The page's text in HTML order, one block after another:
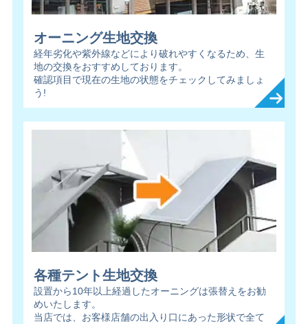
オーニング生地交換
経年劣化や紫外線などにより破れやすくなるため、生
地の交換をおすすめしております。
確認項目で現在の生地の状態をチェックしてみましょ
う!
各種テント生地交換
設置から10年以上経過したオーニングは張替えをお勧
めいたします。
当店では、お客様店舗の出入り口にあった形状で全て